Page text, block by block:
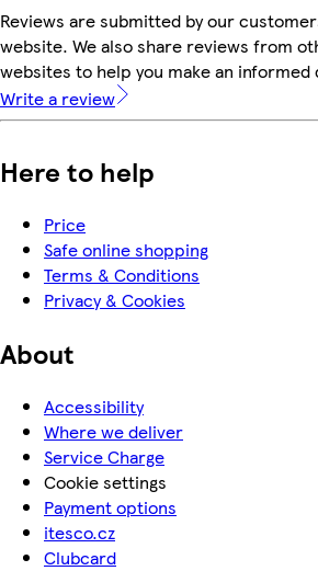
Reviews are submitted by our
website. We also share reviews from
websites to help you make an informed
Write a review
Here to help
Price
Safe online shopping
Terms & Conditions
Privacy & Cookies
About
Accessibility
Where we deliver
Service Charge
Cookie settings
Payment options
itesco.cz
Clubcard